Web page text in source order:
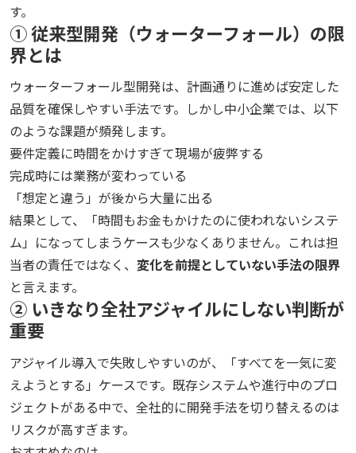
す。
① 従来型開発（ウォーターフォール）の限
界とは
ウォーターフォール型開発は、計画通りに進めば安定した
品質を確保しやすい手法です。しかし中小企業では、以下
のような課題が頻発します。
要件定義に時間をかけすぎて現場が疲弊する
完成時には業務が変わっている
「想定と違う」が後から大量に出る
結果として、「時間もお金もかけたのに使われないシステ
ム」になってしまうケースも少なくありません。これは担
当者の責任ではなく、 変化を前提としていない手法の限界
と言えます。
② いきなり全社アジャイルにしない判断が
重要
アジャイル導入で失敗しやすいのが、「すべてを一気に変
えようとする」ケースです。既存システムや進行中のプロ
ジェクトがある中で、全社的に開発手法を切り替えるのは
リスクが高すぎます。